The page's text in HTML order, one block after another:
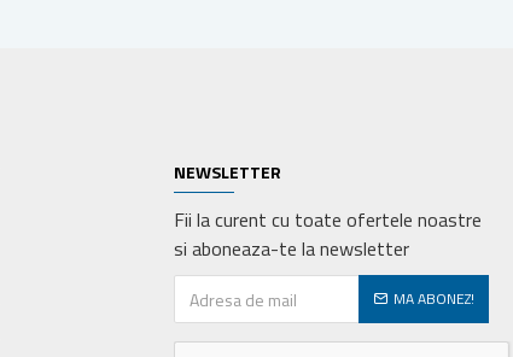
NEWSLETTER
Fii la curent cu toate ofertele noastre
si aboneaza-te la newsletter
MA ABONEZ!